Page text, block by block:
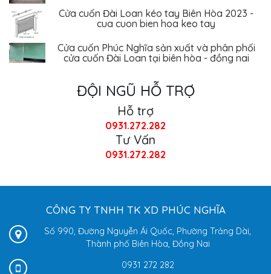
Cửa cuốn Đài Loan kéo tay Biên Hòa 2023 -
cua cuon bien hoa keo tay
Cửa cuốn Phúc Nghĩa sản xuất và phân phối
cửa cuốn Đài Loan tại biên hòa - đồng nai
ĐỘI NGŨ HỖ TRỢ
Hỗ trợ
0931.272.282
Tư Vấn
0931.272.282
CÔNG TY TNHH TK XD PHÚC NGHĨA
Số 990, Đường Nguyễn Ái Quốc, Phường Trảng Dài,
Thành phố Biên Hòa, Đồng Nai
0931 272 282